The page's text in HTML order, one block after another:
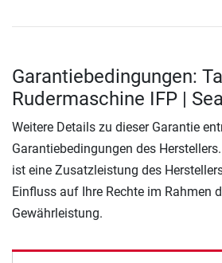
Garantiebedingungen:
Rudermaschine IFP |
Weitere Details zu dieser Garantie
Garantiebedingungen des
ist eine Zusatzleistung des
Einfluss auf Ihre Rechte im Rahmen
Gewährleistung.